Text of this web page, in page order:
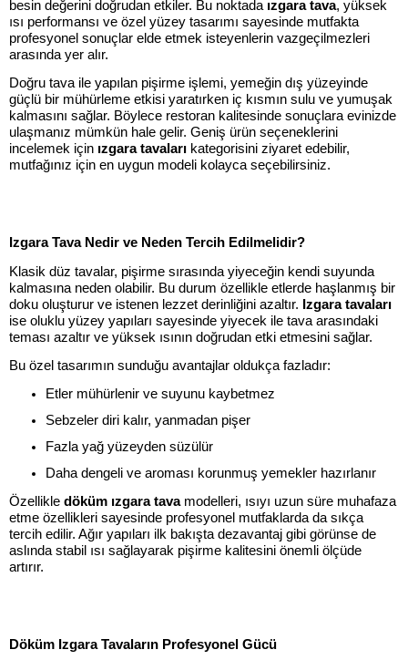
besin değerini doğrudan etkiler. Bu noktada ızgara tava, yüksek
ısı performansı ve özel yüzey tasarımı sayesinde mutfakta
profesyonel sonuçlar elde etmek isteyenlerin vazgeçilmezleri
arasında yer alır.
Doğru tava ile yapılan pişirme işlemi, yemeğin dış yüzeyinde
güçlü bir mühürleme etkisi yaratırken iç kısmın sulu ve yumuşak
kalmasını sağlar. Böylece restoran kalitesinde sonuçlara evinizde
ulaşmanız mümkün hale gelir. Geniş ürün seçeneklerini
incelemek için ızgara tavaları kategorisini ziyaret edebilir,
mutfağınız için en uygun modeli kolayca seçebilirsiniz.
Izgara Tava Nedir ve Neden Tercih Edilmelidir?
Klasik düz tavalar, pişirme sırasında yiyeceğin kendi suyunda
kalmasına neden olabilir. Bu durum özellikle etlerde haşlanmış bir
doku oluşturur ve istenen lezzet derinliğini azaltır. Izgara tavaları
ise oluklu yüzey yapıları sayesinde yiyecek ile tava arasındaki
teması azaltır ve yüksek ısının doğrudan etki etmesini sağlar.
Bu özel tasarımın sunduğu avantajlar oldukça fazladır:
Etler mühürlenir ve suyunu kaybetmez
Sebzeler diri kalır, yanmadan pişer
Fazla yağ yüzeyden süzülür
Daha dengeli ve aroması korunmuş yemekler hazırlanır
Özellikle döküm ızgara tavamodelleri, ısıyı uzun süre muhafaza
etme özellikleri sayesinde profesyonel mutfaklarda da sıkça
tercih edilir. Ağır yapıları ilk bakışta dezavantaj gibi görünse de
aslında stabil ısı sağlayarak pişirme kalitesini önemli ölçüde
artırır.
Döküm Izgara Tavaların Profesyonel Gücü